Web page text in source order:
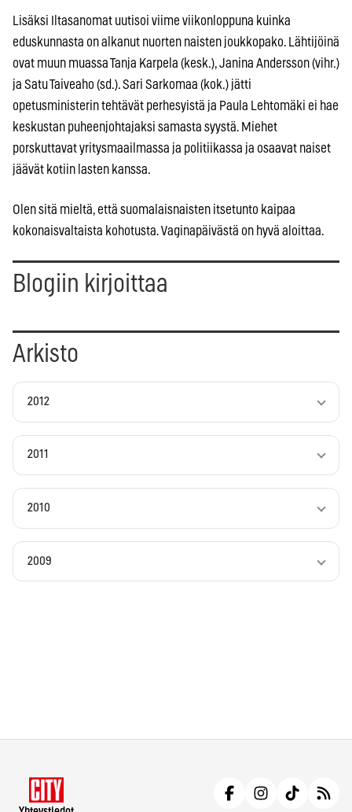
Lisäksi Iltasanomat uutisoi viime viikonloppuna kuinka
eduskunnasta on alkanut nuorten naisten joukkopako. Lähtijöinä
ovat muun muassa Tanja Karpela (kesk.), Janina Andersson (vihr.)
ja Satu Taiveaho (sd.). Sari Sarkomaa (kok.) jätti
opetusministerin tehtävät perhesyistä ja Paula Lehtomäki ei hae
keskustan puheenjohtajaksi samasta syystä. Miehet
porskuttavat yritysmaailmassa ja politiikassa ja osaavat naiset
jäävät kotiin lasten kanssa.
Olen sitä mieltä, että suomalaisnaisten itsetunto kaipaa
kokonaisvaltaista kohotusta. Vaginapäivästä on hyvä aloittaa.
Blogiin kirjoittaa
Arkisto
2012
2011
2010
2009